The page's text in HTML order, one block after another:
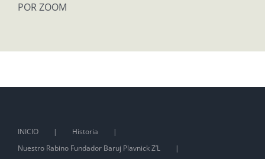
POR ZOOM
INICIO
Historia
Nuestro Rabino Fundador Baruj Plavnick Z’L